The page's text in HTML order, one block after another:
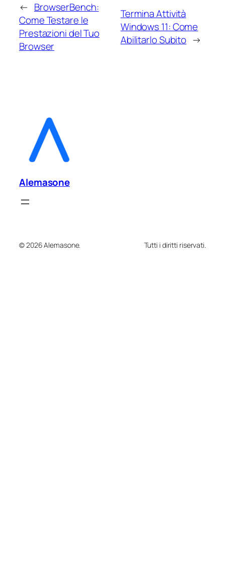
← BrowserBench:
Come Testare le
Prestazioni del Tuo
Browser
Termina Attività
Windows 11: Come
Abilitarlo Subito →
Alemasone
© 2026 Alemasone. Tutti i diritti riservati.